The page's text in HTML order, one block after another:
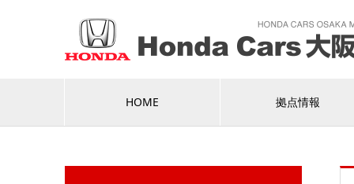
HOME 拠点情報